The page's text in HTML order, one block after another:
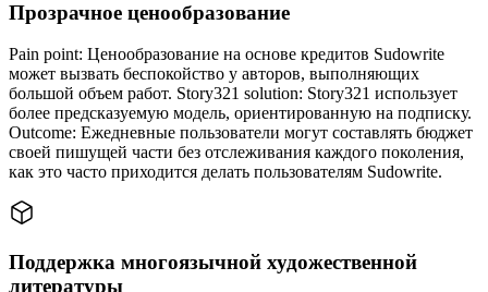
Прозрачное ценообразование
Pain point: Ценообразование на основе кредитов Sudowrite
может вызвать беспокойство у авторов, выполняющих
большой объем работ. Story321 solution: Story321 использует
более предсказуемую модель, ориентированную на подписку.
Outcome: Ежедневные пользователи могут составлять бюджет
своей пишущей части без отслеживания каждого поколения,
как это часто приходится делать пользователям Sudowrite.
Поддержка многоязычной художественной
литературы